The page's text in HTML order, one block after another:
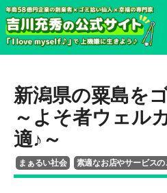
プロフィール
書籍・DVD
プロフィール
履歴書
新潟県の粟島を
～よそ者ウェル
適♪～
まぁるい社会 素適なお店やサービスの